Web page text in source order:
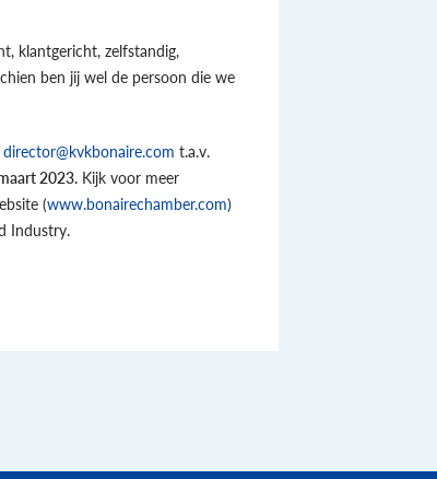
klantgericht, zelfstandig,
ben jij wel de persoon die we
director@kvkbonaire.com t.a.v.
2023. Kijk voor meer
(www.bonairechamber.com)
Industry.